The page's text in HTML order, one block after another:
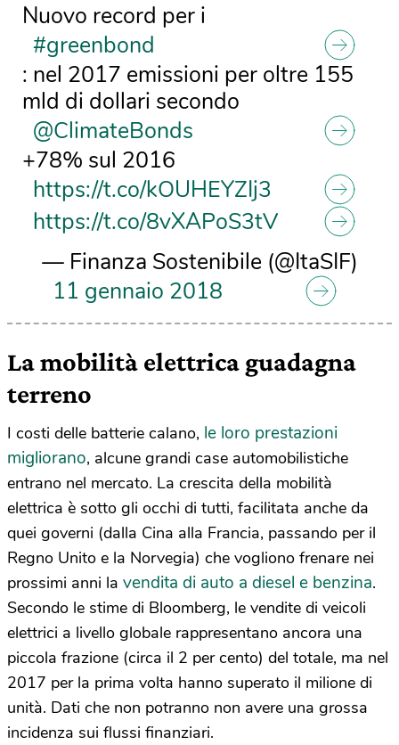
Nuovo record per i
#greenbond
: nel 2017 emissioni per oltre 155
mld di dollari secondo
@ClimateBonds
+78% sul 2016
https://t.co/kOUHEYZIj3
https://t.co/8vXAPoS3tV
— Finanza Sostenibile (@ItaSIF)
11 gennaio 2018
La mobilità elettrica guadagna
terreno
I costi delle batterie calano, le loro prestazioni
migliorano, alcune grandi case automobilistiche
entrano nel mercato. La crescita della mobilità
elettrica è sotto gli occhi di tutti, facilitata anche da
quei governi (dalla Cina alla Francia, passando per il
Regno Unito e la Norvegia) che vogliono frenare nei
prossimi anni la vendita di auto a diesel e benzina.
Secondo le stime di Bloomberg, le vendite di veicoli
elettrici a livello globale rappresentano ancora una
piccola frazione (circa il 2 per cento) del totale, ma nel
2017 per la prima volta hanno superato il milione di
unità. Dati che non potranno non avere una grossa
incidenza sui flussi finanziari.